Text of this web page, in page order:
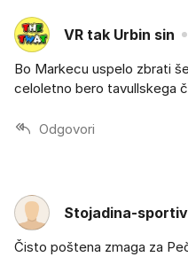
VR tak Urbin sin
Bo Markecu uspelo zbrati
celoletno bero tavullskega
Odgovori
Stojadina-
Čisto poštena zmaga za